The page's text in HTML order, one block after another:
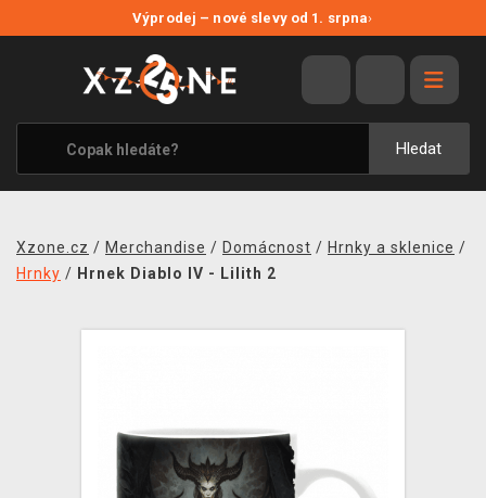
Výprodej – nové slevy od 1. srpna›
Hledat
VÝPRODEJ
VIDEOHRY
XZONE ORIGINALS
TÉMATIKY
MERCHANDISE
PRODEJNY
Xzone.cz / Merchandise / Domácnost / Hrnky a sklenice /
Hrnky / Hrnek Diablo IV - Lilith 2